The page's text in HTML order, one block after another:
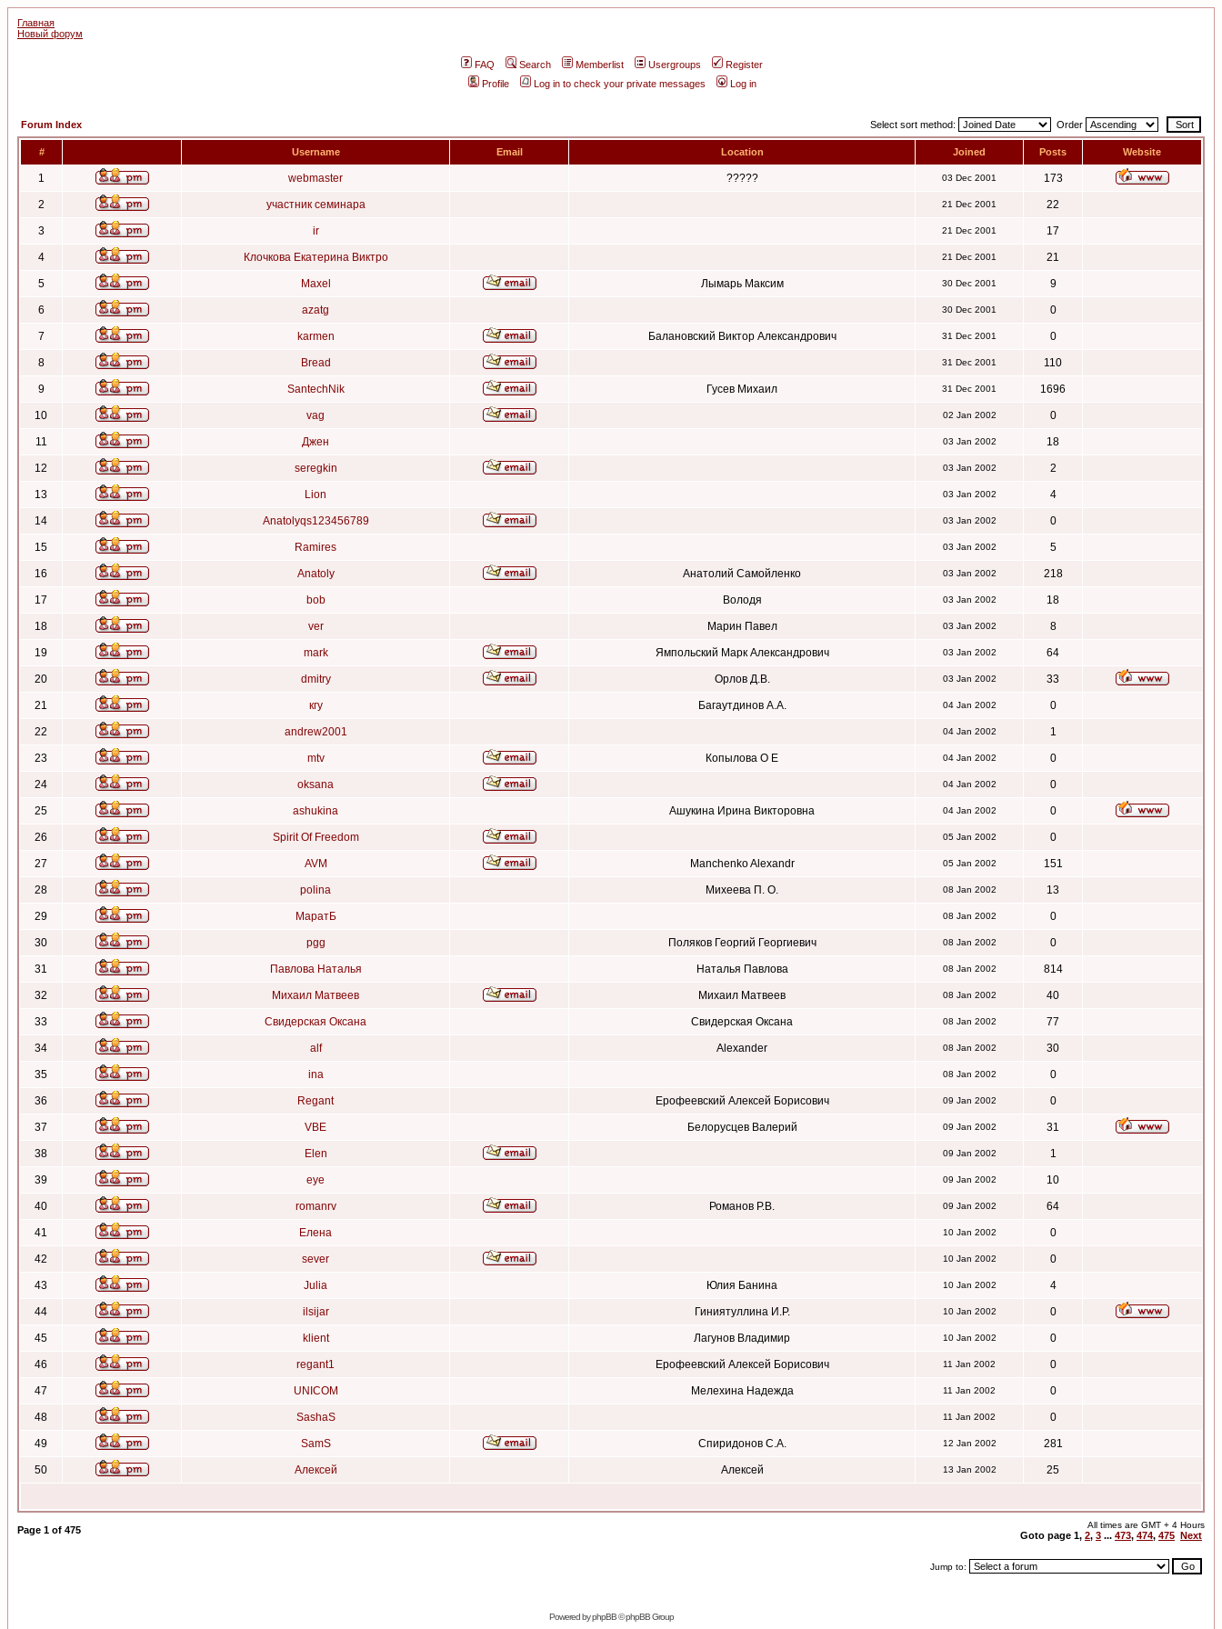
Главная
Новый форум
FAQ Search Memberlist Usergroups
Register
Profile
Log in to check your private messages Log in
Forum Index Select sort method: Order
# Username Email Location Joined Posts Website
1 webmaster ????? 03 Dec 2001 173
2 участник семинара 21 Dec 2001 22
3 ir 21 Dec 2001 17
4 Клочкова Екатерина Виктро 21 Dec 2001 21
5 Maxel Лымарь Максим 30 Dec 2001 9
6 azatg 30 Dec 2001 0
7 karmen Балановский Виктор Александрович 31 Dec 2001 0
8 Bread 31 Dec 2001 110
9 SantechNik Гусев Михаил 31 Dec 2001 1696
10 vag 02 Jan 2002 0
11 Джен 03 Jan 2002 18
12 seregkin 03 Jan 2002 2
13 Lion 03 Jan 2002 4
14 Anatolyqs123456789 03 Jan 2002 0
15 Ramires 03 Jan 2002 5
16 Anatoly Анатолий Самойленко 03 Jan 2002 218
17 bob Володя 03 Jan 2002 18
18 ver Марин Павел 03 Jan 2002 8
19 mark Ямпольский Марк Александрович 03 Jan 2002 64
20 dmitry Орлов Д.В. 03 Jan 2002 33
21 кгу Багаутдинов А.А. 04 Jan 2002 0
22 andrew2001 04 Jan 2002 1
23 mtv Копылова О Е 04 Jan 2002 0
24 oksana 04 Jan 2002 0
25 ashukina Ашукина Ирина Викторовна 04 Jan 2002 0
26 Spirit Of Freedom 05 Jan 2002 0
27 AVM Manchenko Alexandr 05 Jan 2002 151
28 polina Михеева П. О. 08 Jan 2002 13
29 МаратБ 08 Jan 2002 0
30 pgg Поляков Георгий Георгиевич 08 Jan 2002 0
31 Павлова Наталья Наталья Павлова 08 Jan 2002 814
32 Михаил Матвеев Михаил Матвеев 08 Jan 2002 40
33 Свидерская Оксана Свидерская Оксана 08 Jan 2002 77
34 alf Alexander 08 Jan 2002 30
35 ina 08 Jan 2002 0
36 Regant Ерофеевский Алексей Борисович 09 Jan 2002 0
37 VBE Белорусцев Валерий 09 Jan 2002 31
38 Elen 09 Jan 2002 1
39 eye 09 Jan 2002 10
40 romanrv Романов Р.В. 09 Jan 2002 64
41 Елена 10 Jan 2002 0
42 sever 10 Jan 2002 0
43 Julia Юлия Банина 10 Jan 2002 4
44 ilsijar Гиниятуллина И.Р. 10 Jan 2002 0
45 klient Лагунов Владимир 10 Jan 2002 0
46 regant1 Ерофеевский Алексей Борисович 11 Jan 2002 0
47 UNICOM Мелехина Надежда 11 Jan 2002 0
48 SashaS 11 Jan 2002 0
49 SamS Спиридонов С.А. 12 Jan 2002 281
50 Алексей Алексей 13 Jan 2002 25
Page 1 of 475 All times are GMT + 4 Hours
Goto page 1, 2, 3 ... 473, 474, 475 Next
Jump to:
Powered byphpBB© phpBB Group